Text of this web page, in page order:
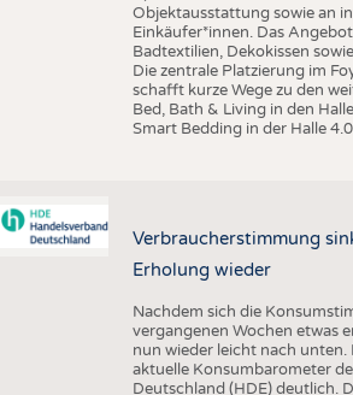
Objektausstattung sowie an
Einkäufer*innen. Das
Badtextilien, Dekokissen
Die zentrale Platzierung im
schafft kurze Wege zu den
Bed, Bath & Living in den
Smart Bedding in der Halle
Verbraucherstimmung
Erholung wieder
Nachdem sich die
vergangenen Wochen etwas
nun wieder leicht nach unten.
aktuelle Konsumbarometer
Deutschland (HDE) deutlich.